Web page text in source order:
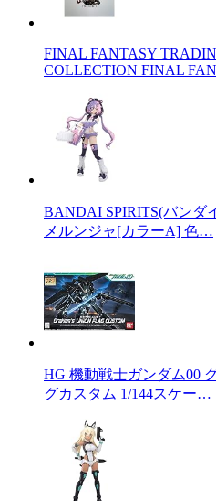
FINAL FANTASY
COLLECTION FINAL
BANDAI SPIRITS(バンダ
メルンジャ[カラーA] 色…
HG 機動戦士ガンダム00
グカスタム 1/144スケー…